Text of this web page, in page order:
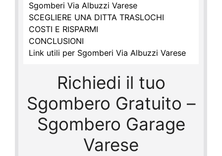
Sgomberi Via Albuzzi Varese
SCEGLIERE UNA DITTA TRASLOCHI
COSTI E RISPARMI
CONCLUSIONI
Link utili per Sgomberi Via Albuzzi Varese
Richiedi il tuo
Sgombero Gratuito –
Sgombero Garage
Varese